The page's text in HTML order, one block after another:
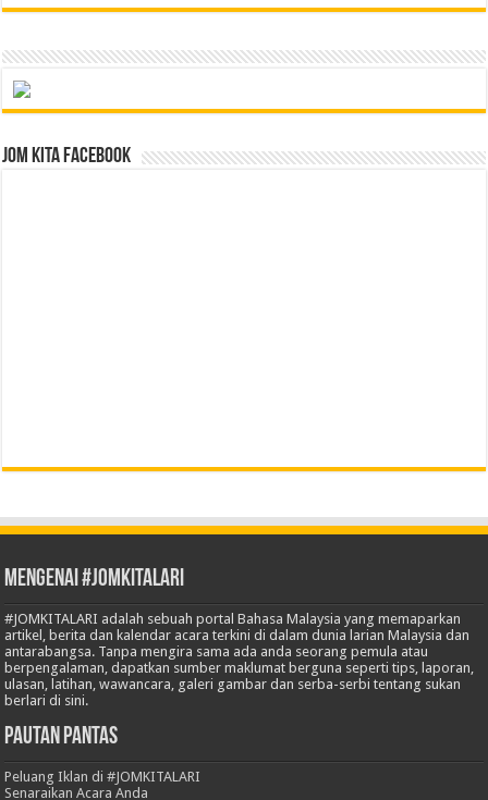
Jom Kita Facebook
Mengenai #JOMKITALARI
#JOMKITALARI adalah sebuah portal Bahasa Malaysia yang memaparkan
artikel, berita dan kalendar acara terkini di dalam dunia larian Malaysia dan
antarabangsa. Tanpa mengira sama ada anda seorang pemula atau
berpengalaman, dapatkan sumber maklumat berguna seperti tips, laporan,
ulasan, latihan, wawancara, galeri gambar dan serba-serbi tentang sukan
berlari di sini.
Pautan Pantas
Peluang Iklan di #JOMKITALARI